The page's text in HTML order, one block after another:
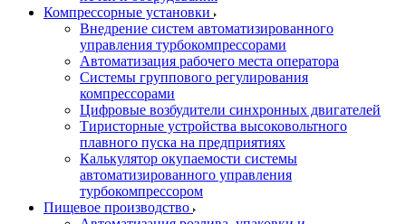
Компрессорные установки
Внедрение систем автоматизированного
управления турбокомпрессорами
Автоматизация рабочего места оператора
Системы группового регулирования
компрессорами
Цифровые возбудители синхронных двигателей
Тиристорные устройства высоковольтного
плавного пуска на предприятиях
Калькулятор окупаемости системы
автоматизированного управления
турбокомпрессором
Пищевое производство